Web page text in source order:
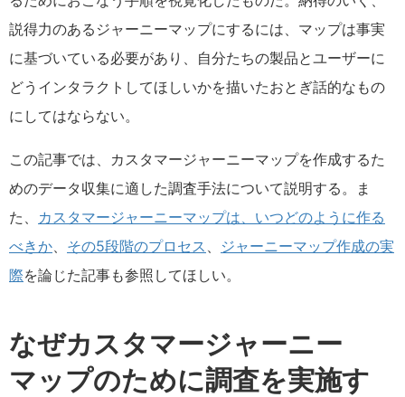
説得力のあるジャーニーマップにするには、マップは事実
に基づいている必要があり、自分たちの製品とユーザーに
どうインタラクトしてほしいかを描いたおとぎ話的なもの
にしてはならない。
この記事では、カスタマージャーニーマップを作成するた
めのデータ収集に適した調査手法について説明する。ま
た、 カスタマージャーニーマップは、いつどのように作る
べきか、 その5段階のプロセス 、 ジャーニーマップ作成の実
際を論じた記事も参照してほしい。
なぜカスタマージャーニー
マップのために調査を実施す